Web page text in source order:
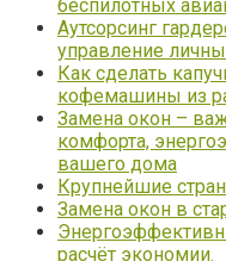
беспилотных
Аутсорсинг
управление
Как сделать
кофемашины из
Замена окон –
комфорта,
вашего дома
Крупнейшие
Замена окон в
расчёт экономии.